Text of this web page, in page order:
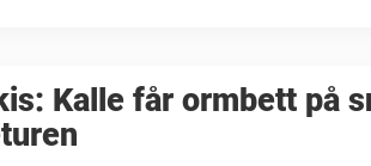
Kalle får ormbett på